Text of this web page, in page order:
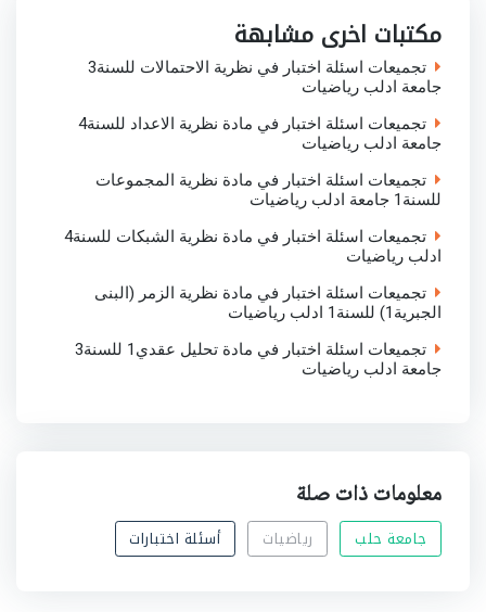
p
p n
مكتبات اخرى مشابهة
تجميعات اسئلة اختبار في نظرية الاحتمالات للسنة3
جامعة ادلب رياضيات
تجميعات اسئلة اختبار في مادة نظرية الاعداد للسنة4
جامعة ادلب رياضيات
تجميعات اسئلة اختبار في مادة نظرية المجموعات
للسنة1 جامعة ادلب رياضيات
تجميعات اسئلة اختبار في مادة نظرية الشبكات للسنة4
ادلب رياضيات
تجميعات اسئلة اختبار في مادة نظرية الزمر (البنى
الجبرية1) للسنة1 ادلب رياضيات
تجميعات اسئلة اختبار في مادة تحليل عقدي1 للسنة3
جامعة ادلب رياضيات
معلومات ذات صلة
جامعة حلب رياضيات أسئلة اختبارات